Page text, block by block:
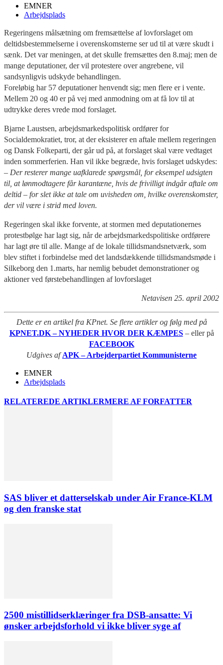
EMNER
Arbejdsplads
Regeringens målsætning om fremsættelse af lovforslaget om
deltidsbestemmelserne i overenskomsterne ser ud til at være skudt i
sænk. Det var meningen, at det skulle fremsættes den 8.maj; men de
mange deputationer, der vil protestere over angrebene, vil
sandsynligvis udskyde behandlingen.
Foreløbig har 57 deputationer henvendt sig; men flere er i vente.
Mellem 20 og 40 er på vej med anmodning om at få lov til at
udtrykke deres vrede mod forslaget.
Bjarne Laustsen, arbejdsmarkedspolitisk ordfører for
Socialdemokratiet, tror, at der eksisterer en aftale mellem regeringen
og Dansk Folkeparti, der går ud på, at forslaget skal være vedtaget
inden sommerferien. Han vil ikke begræde, hvis forslaget udskydes:
– Der resterer mange uafklarede spørgsmål, for eksempel udsigten
til, at lønmodtagere får karantæne, hvis de frivilligt indgår aftale om
deltid – for slet ikke at tale om uvisheden om, hvilke overenskomster,
der vil være i strid med loven.
Regeringen skal ikke forvente, at stormen med deputationernes
protestbølge har lagt sig, når de arbejdsmarkedspolitiske ordførere
har lagt øre til alle. Mange af de lokale tillidsmandsnetværk, som
blev stiftet i forbindelse med det landsdækkende tillidsmandsmøde i
Silkeborg den 1.marts, har nemlig bebudet demonstrationer og
aktioner ved førstebehandlingen af lovforslaget
Netavisen 25. april 2002
Dette er en artikel fra KPnet. Se flere artikler og følg med på
KPNET.DK – NYHEDER HVOR DER KÆMPES – eller på
FACEBOOK
Udgives afAPK – Arbejderpartiet Kommunisterne
EMNER
Arbejdsplads
RELATEREDE ARTIKLERMERE AF FORFATTER
SAS bliver et datterselskab under Air France-KLM
og den franske stat
2500 mistillidserklæringer fra DSB-ansatte: Vi
ønsker arbejdsforhold vi ikke bliver syge af